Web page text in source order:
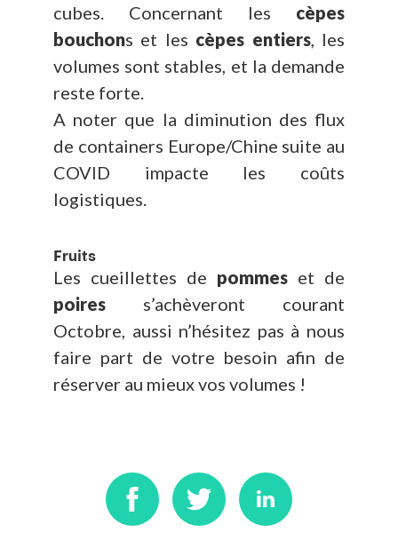
cubes. Concernant les cèpes
bouchons et les cèpes entiers, les
volumes sont stables, et la demande
reste forte.
A noter que la diminution des flux
de containers Europe/Chine suite au
COVID impacte les coûts
logistiques.
Fruits
Les cueillettes de pommes et de
poires s’achèveront courant
Octobre, aussi n’hésitez pas à nous
faire part de votre besoin afin de
réserver au mieux vos volumes !